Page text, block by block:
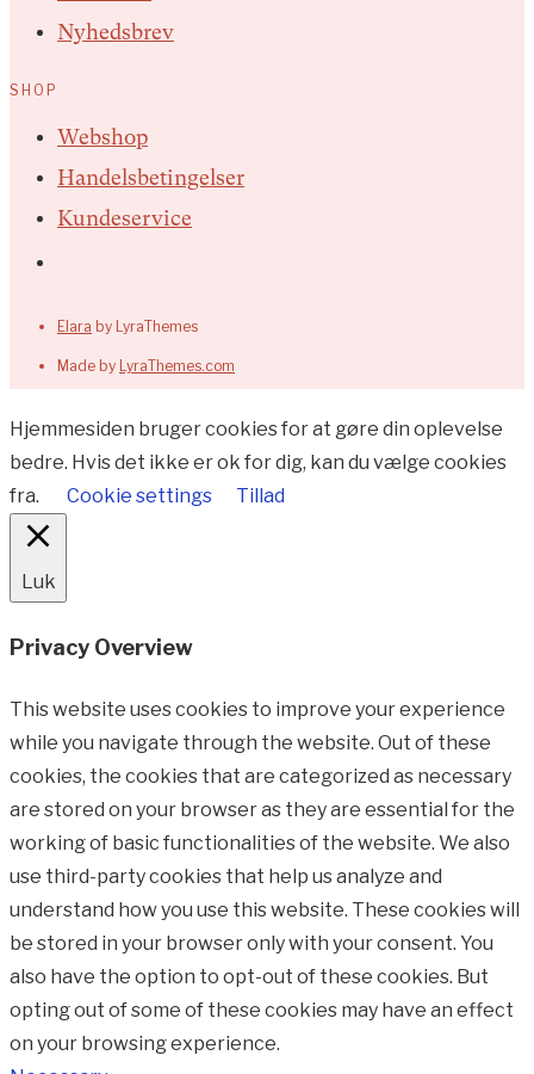
Nyhedsbrev
SHOP
Webshop
Handelsbetingelser
Kundeservice
Elara by LyraThemes
Made by LyraThemes.com
Hjemmesiden bruger cookies for at gøre din oplevelse
bedre. Hvis det ikke er ok for dig, kan du vælge cookies
fra.
Cookie settings Tillad
Luk
Privacy Overview
This website uses cookies to improve your experience
while you navigate through the website. Out of these
cookies, the cookies that are categorized as necessary
are stored on your browser as they are essential for the
working of basic functionalities of the website. We also
use third-party cookies that help us analyze and
understand how you use this website. These cookies will
be stored in your browser only with your consent. You
also have the option to opt-out of these cookies. But
opting out of some of these cookies may have an effect
on your browsing experience.